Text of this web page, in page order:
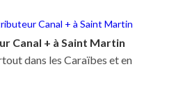
Canal + à Saint Martin
dans les Caraïbes et en